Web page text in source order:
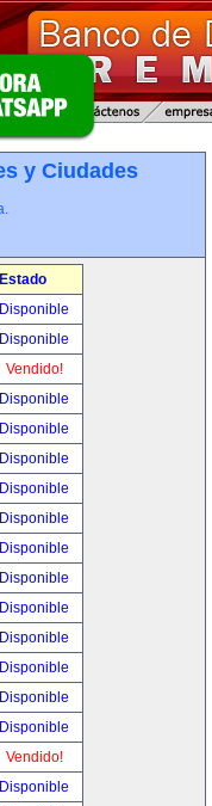
y Ciudades
Estado
Disponible
Disponible
Vendido!
Disponible
Disponible
Disponible
Disponible
Disponible
Disponible
Disponible
Disponible
Disponible
Disponible
Disponible
Disponible
Vendido!
Disponible